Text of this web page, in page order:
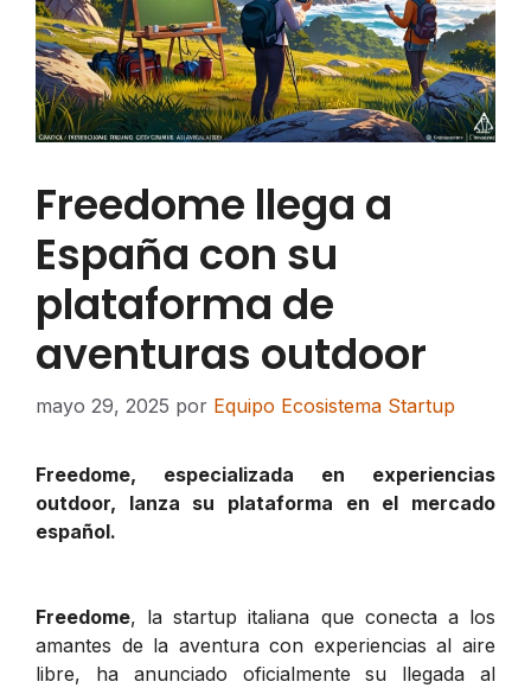
Freedome llega a
España con su
plataforma de
aventuras outdoor
mayo 29, 2025 por Equipo Ecosistema Startup
Freedome, especializada en experiencias
outdoor, lanza su plataforma en el mercado
español.
Freedome, la startup italiana que conecta a los
amantes de la aventura con experiencias al aire
libre, ha anunciado oficialmente su llegada al